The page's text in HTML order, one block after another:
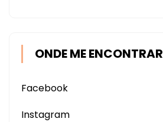
ONDE ME ENCONTRAR
Facebook
Instagram